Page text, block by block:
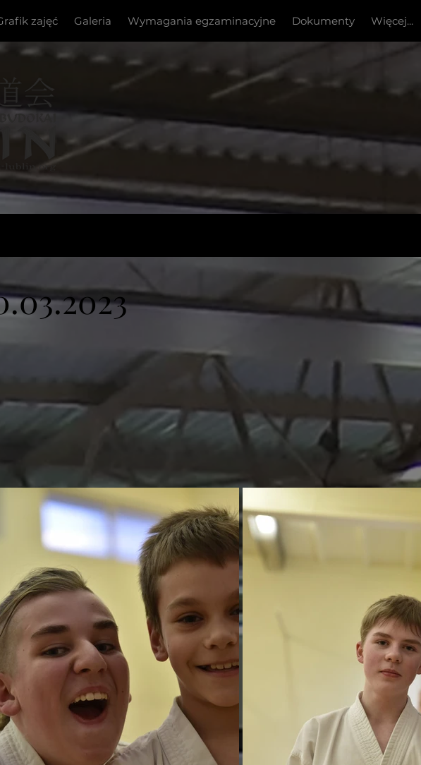
zajęć Galeria Wymagania egzaminacyjne Dokumenty Więcej...